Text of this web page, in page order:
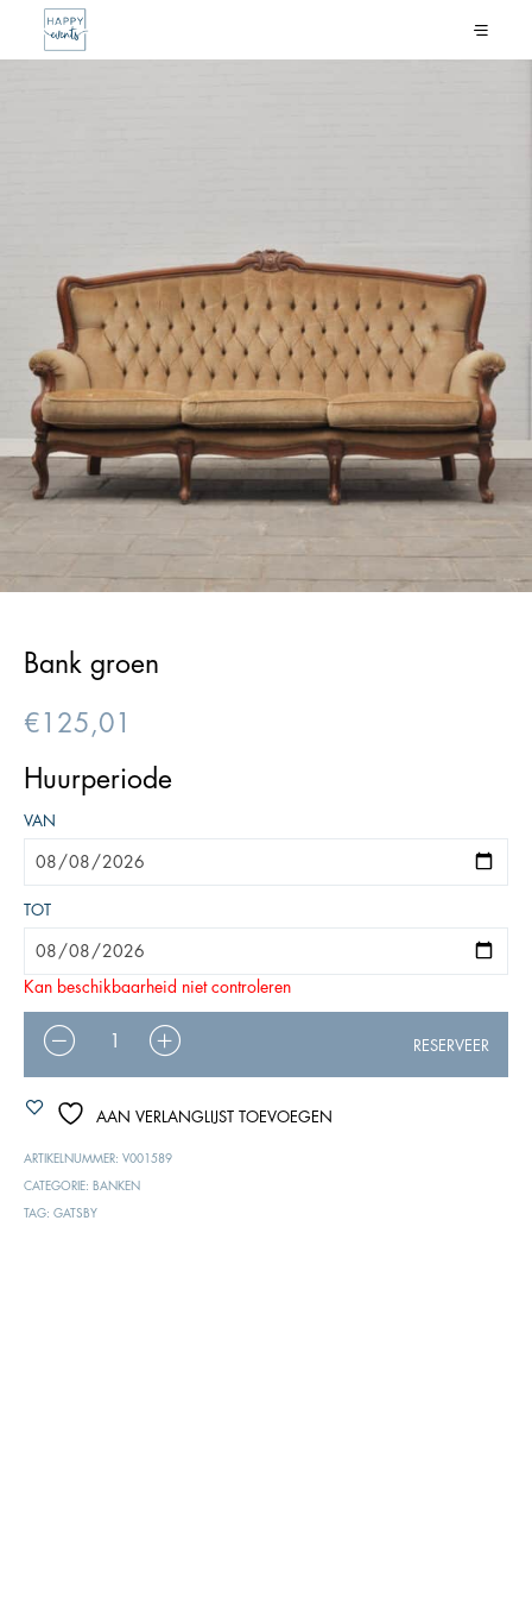
Bank groen
€ 125,01
Huurperiode
VAN
TOT
Kan beschikbaarheid niet controleren
AANTAL
RESERVEER
AAN VERLANGLIJST TOEVOEGEN
ARTIKELNUMMER: V001589
CATEGORIE: BANKEN
TAG: GATSBY